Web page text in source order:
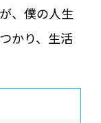
、僕の人生
かり、生活